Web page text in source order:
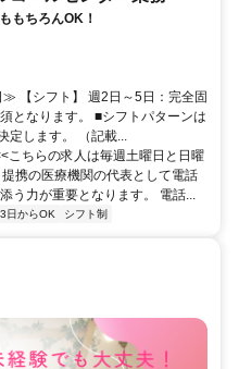
もちろんOK！
【シフト】 週2日～5日：完全固
なります。ㅤ ■シフトパターンは
定します。 （記載...
こちらの求人は毎週土曜日と日曜
携の医療機関の代表として電話
う力が重要となります。 電話...
日からOK シフト制